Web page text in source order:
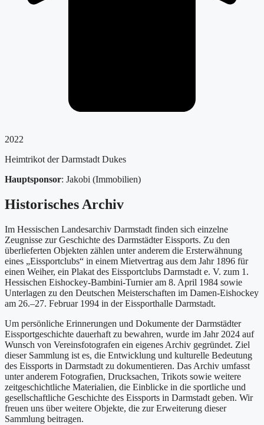
2022
Heimtrikot der Darmstadt Dukes
Hauptsponsor: Jakobi (Immobilien)
Historisches Archiv
Im Hessischen Landesarchiv Darmstadt finden sich einzelne
Zeugnisse zur Geschichte des Darmstädter Eissports. Zu den
überlieferten Objekten zählen unter anderem die Ersterwähnung
eines „Eissportclubs“ in einem Mietvertrag aus dem Jahr 1896 für
einen Weiher, ein Plakat des Eissportclubs Darmstadt e. V. zum 1.
Hessischen Eishockey-Bambini-Turnier am 8. April 1984 sowie
Unterlagen zu den Deutschen Meisterschaften im Damen-Eishockey
am 26.–27. Februar 1994 in der Eissporthalle Darmstadt.
Um persönliche Erinnerungen und Dokumente der Darmstädter
Eissportgeschichte dauerhaft zu bewahren, wurde im Jahr 2024 auf
Wunsch von Vereinsfotografen ein eigenes Archiv gegründet. Ziel
dieser Sammlung ist es, die Entwicklung und kulturelle Bedeutung
des Eissports in Darmstadt zu dokumentieren. Das Archiv umfasst
unter anderem Fotografien, Drucksachen, Trikots sowie weitere
zeitgeschichtliche Materialien, die Einblicke in die sportliche und
gesellschaftliche Geschichte des Eissports in Darmstadt geben. Wir
freuen uns über weitere Objekte, die zur Erweiterung dieser
Sammlung beitragen.